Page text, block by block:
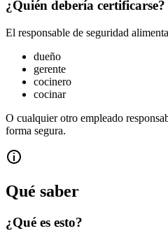
¿Quién debería certificarse?
El responsable de seguridad
dueño
gerente
cocinero
cocinar
O cualquier otro empleado
forma segura.
Qué saber
¿Qué es esto?